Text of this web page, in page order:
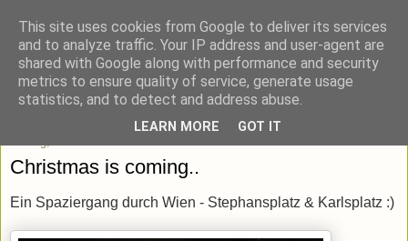
blick-punkt[e..]
Momentaufnahmen von unterwegs & daheim.
Christmas is coming..
Ein Spaziergang durch Wien - Stephansplatz & Karlsplatz :)
This site uses cookies from Google to deliver its services
and to analyze traffic. Your IP address and user-agent are
shared with Google along with performance and security
metrics to ensure quality of service, generate usage
statistics, and to detect and address abuse.
LEARN MORE GOT IT